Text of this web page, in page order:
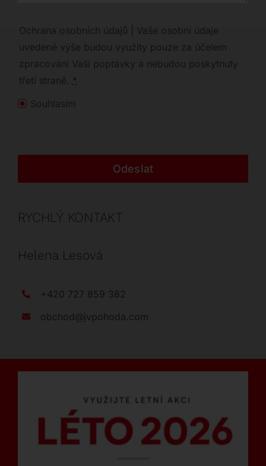
Ochrana osobních údajů | Vaše osobní údaje
uvedené výše budou využity pouze za účelem
zpracování Vaší poptávky a nebudou poskytnuty
třetí straně. *
Souhlasím
Odeslat
RYCHLÝ KONTAKT
Helena Lesová
+420 727 859 382
obchod@jvpohoda.com